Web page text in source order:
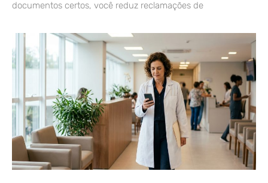
documentos certos, você reduz reclamações de